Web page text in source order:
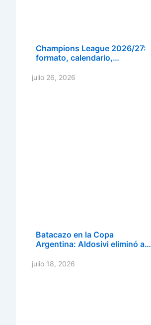
Champions League 2026/27:
formato, calendario,…
julio 26, 2026
Batacazo en la Copa
Argentina: Aldosivi eliminó a…
julio 18, 2026